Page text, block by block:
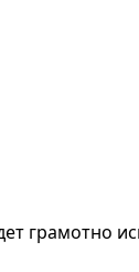
грамотно